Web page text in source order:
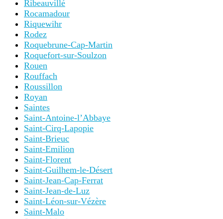
Ribeauvillé
Rocamadour
Riquewihr
Rodez
Roquebrune-Cap-Martin
Roquefort-sur-Soulzon
Rouen
Rouffach
Roussillon
Royan
Saintes
Saint-Antoine-l’Abbaye
Saint-Cirq-Lapopie
Saint-Brieuc
Saint-Emilion
Saint-Florent
Saint-Guilhem-le-Désert
Saint-Jean-Cap-Ferrat
Saint-Jean-de-Luz
Saint-Léon-sur-Vézère
Saint-Malo